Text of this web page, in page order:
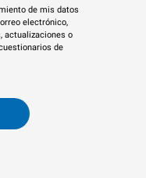
de mis datos
electrónico,
actualizaciones o
de